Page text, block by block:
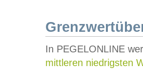
In PEGELONLINE
mittleren niedrigsten